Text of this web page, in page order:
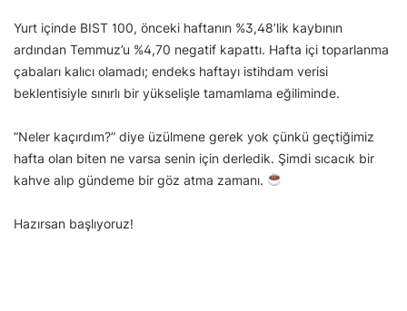
Yurt içinde BIST 100, önceki haftanın %3,48’lik kaybının
ardından Temmuz’u %4,70 negatif kapattı. Hafta içi toparlanma
çabaları kalıcı olamadı; endeks haftayı istihdam verisi
beklentisiyle sınırlı bir yükselişle tamamlama eğiliminde.
“Neler kaçırdım?” diye üzülmene gerek yok çünkü geçtiğimiz
hafta olan biten ne varsa senin için derledik. Şimdi sıcacık bir
kahve alıp gündeme bir göz atma zamanı.
Hazırsan başlıyoruz!